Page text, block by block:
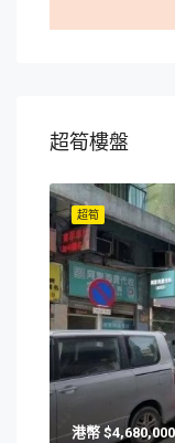
超筍樓盤
超筍
$4,680,000